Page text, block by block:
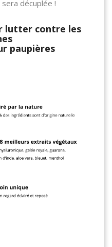
décuplée !
lutter contre les
paupières